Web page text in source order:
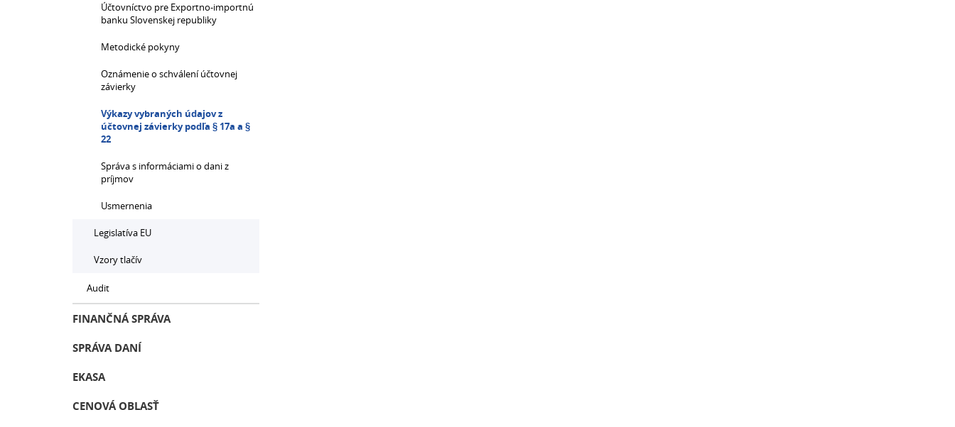
Účtovníctvo pre Exportno-importnú
banku Slovenskej republiky
Metodické pokyny
Oznámenie o schválení účtovnej
závierky
Výkazy vybraných údajov z
účtovnej závierky podľa § 17a a §
22
Správa s informáciami o dani z
príjmov
Usmernenia
Legislatíva EU
Vzory tlačív
Audit
FINANČNÁ SPRÁVA
SPRÁVA DANÍ
EKASA
CENOVÁ OBLASŤ